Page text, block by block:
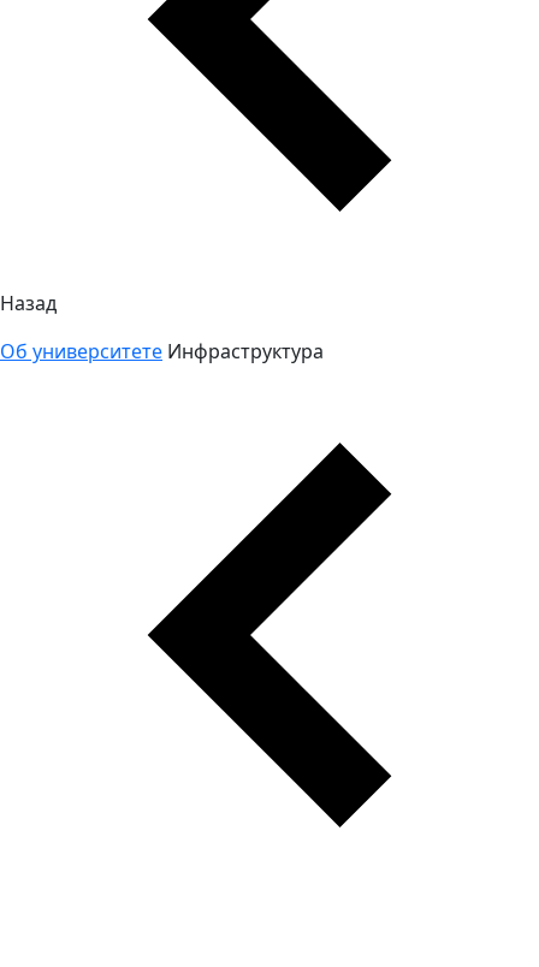
Назад
Об университете Инфраструктура